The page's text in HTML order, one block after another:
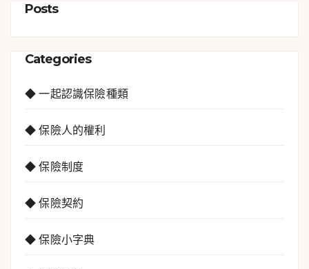
Posts
Categories
◆ 一起認識保險種類
◆ 保險人的權利
◆ 保險制度
◆ 保險契約
◆ 保險小字典